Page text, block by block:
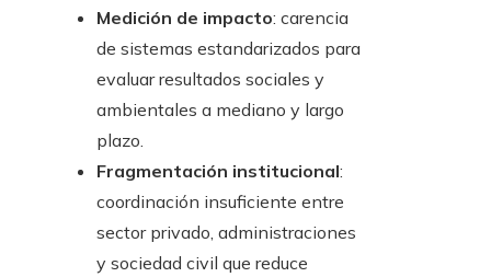
Medición de impacto: carencia
de sistemas estandarizados para
evaluar resultados sociales y
ambientales a mediano y largo
plazo.
Fragmentación institucional:
coordinación insuficiente entre
sector privado, administraciones
y sociedad civil que reduce